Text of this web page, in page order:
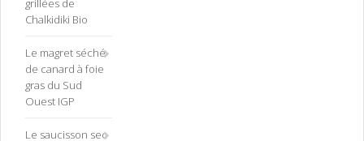
grillées de
Chalkidiki Bio
Le magret séché
de canard à foie
gras du Sud
Ouest IGP
Le saucisson sec